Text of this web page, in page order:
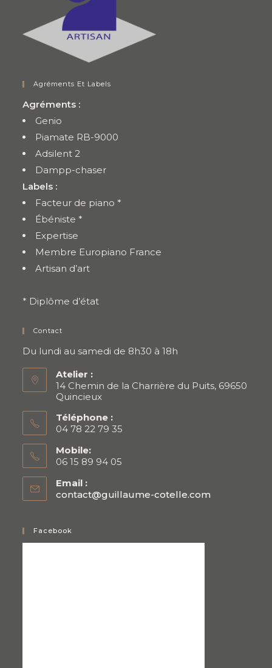
Agréments Et Labels
Agréments :
Genio
Piamate RB-9000
Adsilent 2
Dampp-chaser
Labels :
Facteur de piano *
Ébéniste *
Expertise
Membre Europiano France
Artisan d’art
* Diplôme d’état
Contact
Du lundi au samedi de 8h30 à 18h
Atelier :
14 Chemin de la Charrière du Puits, 69650
Quincieux
Téléphone :
04 78 22 79 35
Mobile:
06 15 89 94 05
Email :
contact@guillaume-cotelle.com
Facebook